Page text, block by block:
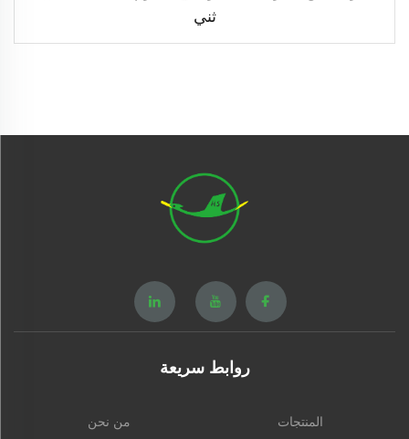
ثني
روابط سريعة
المنتجات من نحن